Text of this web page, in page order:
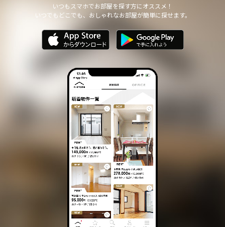
いつもスマホでお部屋を探す方にオススメ！
いつでもどこでも、おしゃれなお部屋が簡単に探せます。